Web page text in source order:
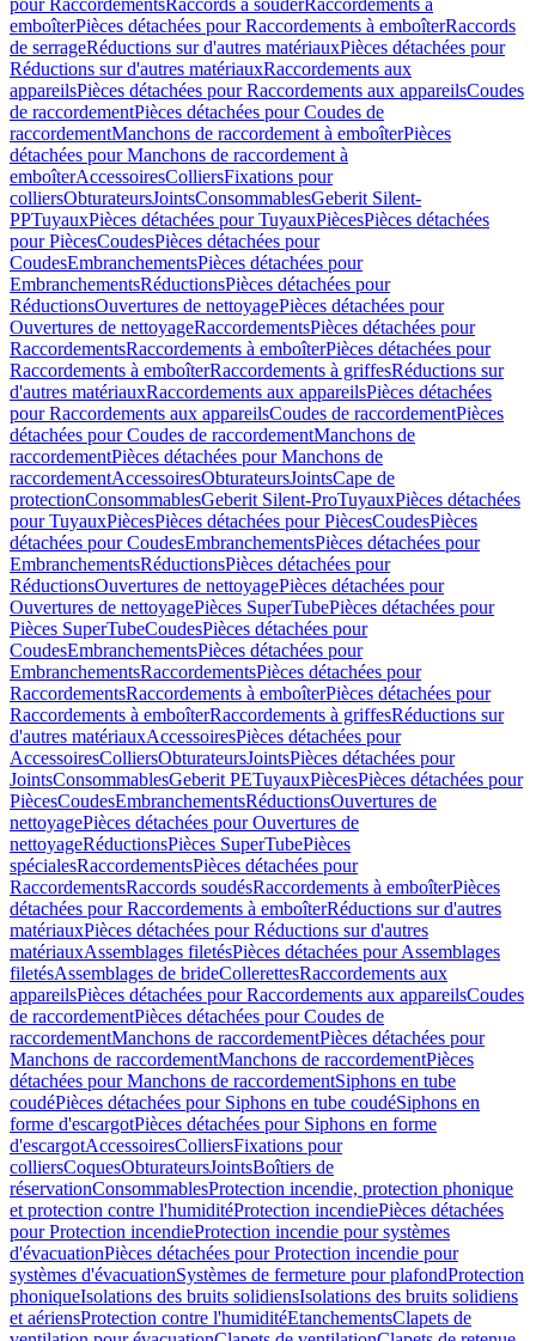
pour RaccordementsRaccords à souderRaccordements à
emboîterPièces détachées pour Raccordements à emboîterRaccords
de serrageRéductions sur d'autres matériauxPièces détachées pour
Réductions sur d'autres matériauxRaccordements aux
appareilsPièces détachées pour Raccordements aux appareilsCoudes
de raccordementPièces détachées pour Coudes de
raccordementManchons de raccordement à emboîterPièces
détachées pour Manchons de raccordement à
emboîterAccessoiresColliersFixations pour
colliersObturateursJointsConsommablesGeberit Silent-
PPTuyauxPièces détachées pour TuyauxPiècesPièces détachées
pour PiècesCoudesPièces détachées pour
CoudesEmbranchementsPièces détachées pour
EmbranchementsRéductionsPièces détachées pour
RéductionsOuvertures de nettoyagePièces détachées pour
Ouvertures de nettoyageRaccordementsPièces détachées pour
RaccordementsRaccordements à emboîterPièces détachées pour
Raccordements à emboîterRaccordements à griffesRéductions sur
d'autres matériauxRaccordements aux appareilsPièces détachées
pour Raccordements aux appareilsCoudes de raccordementPièces
détachées pour Coudes de raccordementManchons de
raccordementPièces détachées pour Manchons de
raccordementAccessoiresObturateursJointsCape de
protectionConsommablesGeberit Silent-ProTuyauxPièces détachées
pour TuyauxPiècesPièces détachées pour PiècesCoudesPièces
détachées pour CoudesEmbranchementsPièces détachées pour
EmbranchementsRéductionsPièces détachées pour
RéductionsOuvertures de nettoyagePièces détachées pour
Ouvertures de nettoyagePièces SuperTubePièces détachées pour
Pièces SuperTubeCoudesPièces détachées pour
CoudesEmbranchementsPièces détachées pour
EmbranchementsRaccordementsPièces détachées pour
RaccordementsRaccordements à emboîterPièces détachées pour
Raccordements à emboîterRaccordements à griffesRéductions sur
d'autres matériauxAccessoiresPièces détachées pour
AccessoiresColliersObturateursJointsPièces détachées pour
JointsConsommablesGeberit PETuyauxPiècesPièces détachées pour
PiècesCoudesEmbranchementsRéductionsOuvertures de
nettoyagePièces détachées pour Ouvertures de
nettoyageRéductionsPièces SuperTubePièces
spécialesRaccordementsPièces détachées pour
RaccordementsRaccords soudésRaccordements à emboîterPièces
détachées pour Raccordements à emboîterRéductions sur d'autres
matériauxPièces détachées pour Réductions sur d'autres
matériauxAssemblages filetésPièces détachées pour Assemblages
filetésAssemblages de brideCollerettesRaccordements aux
appareilsPièces détachées pour Raccordements aux appareilsCoudes
de raccordementPièces détachées pour Coudes de
raccordementManchons de raccordementPièces détachées pour
Manchons de raccordementManchons de raccordementPièces
détachées pour Manchons de raccordementSiphons en tube
coudéPièces détachées pour Siphons en tube coudéSiphons en
forme d'escargotPièces détachées pour Siphons en forme
d'escargotAccessoiresColliersFixations pour
colliersCoquesObturateursJointsBoîtiers de
réservationConsommablesProtection incendie, protection phonique
et protection contre l'humiditéProtection incendiePièces détachées
pour Protection incendieProtection incendie pour systèmes
d'évacuationPièces détachées pour Protection incendie pour
systèmes d'évacuationSystèmes de fermeture pour plafondProtection
phoniqueIsolations des bruits solidiensIsolations des bruits solidiens
et aériensProtection contre l'humiditéEtanchementsClapets de